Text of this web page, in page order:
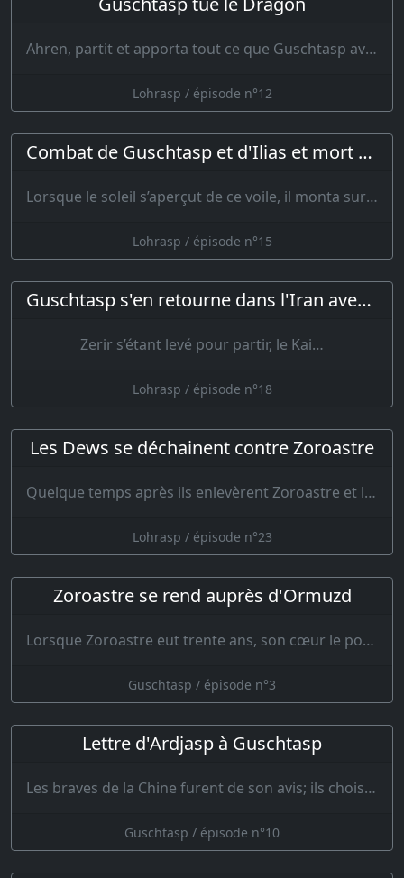
Ahren, partit et apporta tout ce que Guschtasp avait demandé et quand tout fut préparé, celui-c…
Lohrasp / épisode n°12
Combat de Guschtasp et d'Ilias et mort de ce dernier
Lorsque le soleil s’aperçut de ce voile, il monta sur son trône da…
Lohrasp / épisode n°15
Guschtasp s'en retourne dans l'Iran avec Zerir et Lohrasp lui abandonne le trône
Zerir s’étant levé pour partir, le Kai…
Lohrasp / épisode n°18
Les Dews se déchainent contre Zoroastre
Quelque temps après ils enlevèrent Zoroastre et le portèrent dans le désert. L…
Lohrasp / épisode n°23
Zoroastre se rend auprès d'Ormuzd
Lorsque Zoroastre eut trente ans, son cœur le porta vers l'Iran: mais il ne fit alor…
Guschtasp / épisode n°3
Lettre d'Ardjasp à Guschtasp
Les braves de la Chine furent de son avis; ils choisirent parmi eux deux hommes, dont l’un…
Guschtasp / épisode n°10